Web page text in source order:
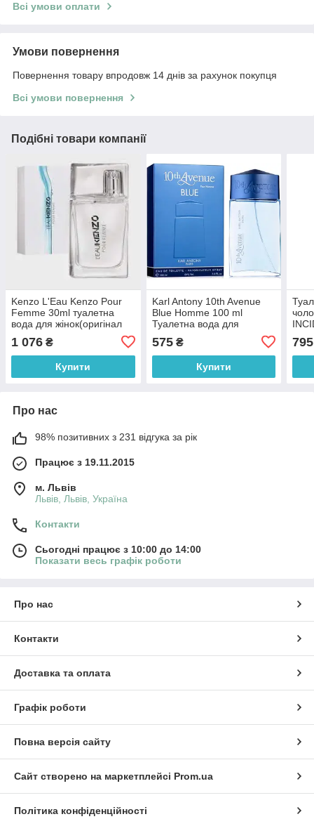
Всі умови оплати
Умови повернення
Повернення товару впродовж 14 днів за рахунок покупця
Всі умови повернення
Подібні товари компанії
Kenzo L'Eau Kenzo Pour
Femme 30ml туалетна
вода для жінок(оригінал
1 076 ₴
Купити
Karl Antony 10th Avenue
Blue Homme 100 ml
Туалетна вода для
оригінал Франція)
575₴
Купити
795
Про нас
98% позитивних з 231 відгука за рік
Працює з 19.11.2015
м. Львів
Львів, Львів, Україна
Контакти
Сьогодні працює з 10:00 до 14:00
Показати весь графік роботи
Про нас
Контакти
Доставка та оплата
Графік роботи
Повна версія сайту
Сайт створено на маркетплейсі Prom.ua
Політика конфіденційності